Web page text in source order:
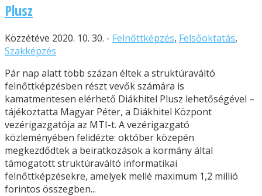
Plusz
Közzétéve 2020. 10. 30. - Felnőttképzés, Felsőoktatás,
Szakképzés
Pár nap alatt több százan éltek a struktúraváltó
felnőttképzésben részt vevők számára is
kamatmentesen elérhető Diákhitel Plusz lehetőségével –
tájékoztatta Magyar Péter, a Diákhitel Központ
vezérigazgatója az MTI-t. A vezérigazgató
közleményében felidézte: október közepén
megkezdődtek a beiratkozások a kormány által
támogatott struktúraváltó informatikai
felnőttképzésekre, amelyek mellé maximum 1,2 millió
forintos összegben...